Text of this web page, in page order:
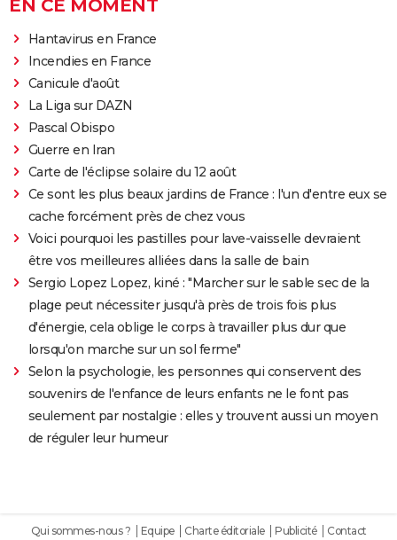
EN CE MOMENT
Hantavirus en France
Incendies en France
Canicule d'août
La Liga sur DAZN
Pascal Obispo
Guerre en Iran
Carte de l'éclipse solaire du 12 août
Ce sont les plus beaux jardins de France : l'un d'entre eux se
cache forcément près de chez vous
Voici pourquoi les pastilles pour lave-vaisselle devraient
être vos meilleures alliées dans la salle de bain
Sergio Lopez Lopez, kiné : "Marcher sur le sable sec de la
plage peut nécessiter jusqu'à près de trois fois plus
d'énergie, cela oblige le corps à travailler plus dur que
lorsqu'on marche sur un sol ferme"
Selon la psychologie, les personnes qui conservent des
souvenirs de l'enfance de leurs enfants ne le font pas
seulement par nostalgie : elles y trouvent aussi un moyen
de réguler leur humeur
Qui sommes-nous ? Equipe Charte éditoriale Publicité Contact